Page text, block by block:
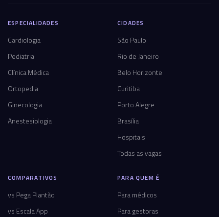
ESPECIALIDADES
Cardiologia
Pediatria
Clínica Médica
Ortopedia
Ginecologia
Anestesiologia
CIDADES
São Paulo
Rio de Janeiro
Belo Horizonte
Curitiba
Porto Alegre
Brasília
Hospitais
Todas as vagas
COMPARATIVOS
vs Pega Plantão
vs Escala App
PARA QUEM É
Para médicos
Para gestoras